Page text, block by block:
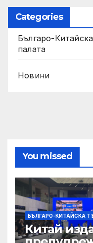
Categories
Българо-
палaта
Новини
You missed
БЪЛГАРО-КИТАЙСКА
Китай